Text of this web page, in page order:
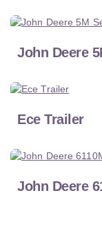
John Deere
Ece Trailer
John Deere